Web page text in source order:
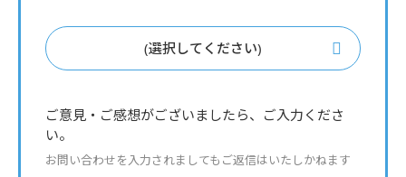
(選択してください)
ご意見・ご感想がございましたら、ご入力くださ
い。
お問い合わせを入力されましてもご返信はいたしかねます